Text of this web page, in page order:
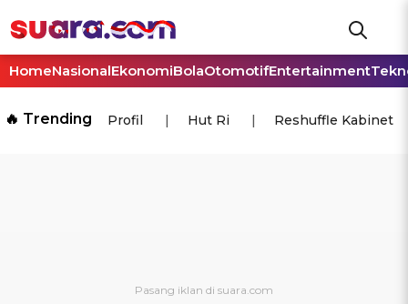
HomeNasionalEkonomiBolaOtomotifEntertainment
🔥 Trending Profil Hut Ri Reshuffle Kabinet